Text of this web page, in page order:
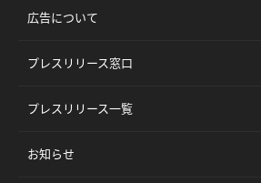
広告について
プレスリリース窓口
プレスリリース一覧
お知らせ